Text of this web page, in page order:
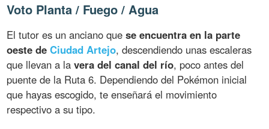
Voto Planta / Fuego / Agua
El tutor es un anciano quese encuentra en la parte
oeste deCiudad Artejo, descendiendo unas escaleras
que llevan a lavera del canal del río, poco antes del
puente de la Ruta 6. Dependiendo del Pokémon inicial
que hayas escogido, te enseñará el movimiento
respectivo a su tipo.